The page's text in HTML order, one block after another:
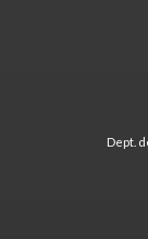
Dept.